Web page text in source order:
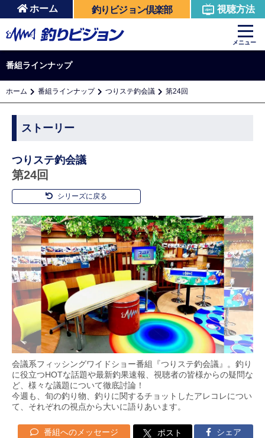
ホーム 釣りビジョン倶楽部 視聴方法
メニュー
番組ラインナップ
ホーム 番組ラインナップ つりステ釣会議 第24回
ストーリー
つりステ釣会議
第24回
シリーズに戻る
会議系フィッシングワイドショー番組『つりステ釣会議』。釣り
に役立つHOTな話題や最新釣果速報、視聴者の皆様からの疑問な
ど、様々な議題について徹底討論！
今週も、旬の釣り物、釣りに関するチョットしたアレコレについ
て、それぞれの視点から大いに語りあいます。
番組へのメッセージ ポスト シェア